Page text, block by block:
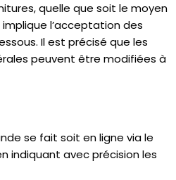
quelle que soit le moyen
l’acceptation des
Il est précisé que les
peuvent être modifiées à
se fait soit en ligne via le
indiquant avec précision les